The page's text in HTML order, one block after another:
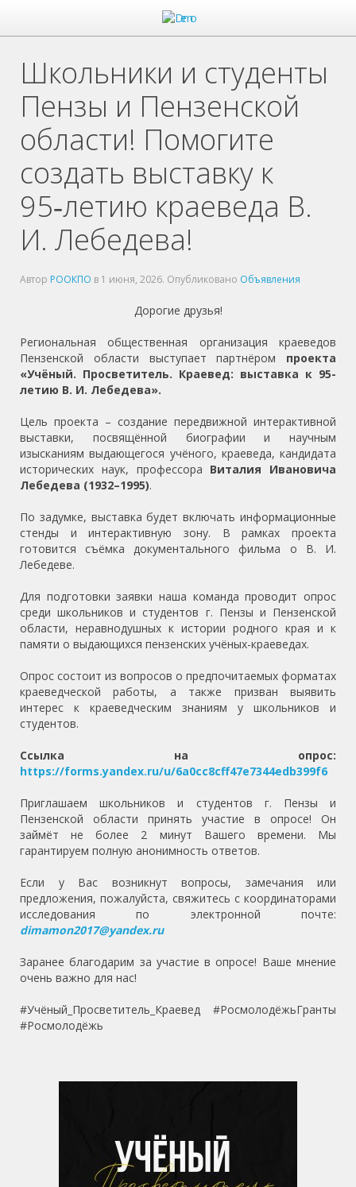
Школьники и студенты
Пензы и Пензенской
области! Помогите
создать выставку к
95‑летию краеведа В.
И. Лебедева!
Автор РООКПО в 1 июня, 2026. Опубликовано Объявления
Дорогие друзья!
Региональная общественная организация краеведов
Пензенской области выступает партнёром проекта
«Учёный. Просветитель. Краевед: выставка к 95-
летию В. И. Лебедева».
Цель проекта – создание передвижной интерактивной
выставки, посвящённой биографии и научным
изысканиям выдающегося учёного, краеведа, кандидата
исторических наук, профессора Виталия Ивановича
Лебедева (1932–1995).
По задумке, выставка будет включать информационные
стенды и интерактивную зону. В рамках проекта
готовится съёмка документального фильма о В. И.
Лебедеве.
Для подготовки заявки наша команда проводит опрос
среди школьников и студентов г. Пензы и Пензенской
области, неравнодушных к истории родного края и к
памяти о выдающихся пензенских учёных-краеведах.
Опрос состоит из вопросов о предпочитаемых форматах
краеведческой работы, а также призван выявить
интерес к краеведческим знаниям у школьников и
студентов.
Ссылка на опрос:
https://forms.yandex.ru/u/6a0cc8cff47e7344edb399f6
Приглашаем школьников и студентов г. Пензы и
Пензенской области принять участие в опросе! Он
займёт не более 2 минут Вашего времени. Мы
гарантируем полную анонимность ответов.
Если у Вас возникнут вопросы, замечания или
предложения, пожалуйста, свяжитесь с координаторами
исследования по электронной почте:
dimamon2017@yandex.ru
Заранее благодарим за участие в опросе! Ваше мнение
очень важно для нас!
#Учёный_Просветитель_Краевед #РосмолодёжьГранты
#Росмолодёжь